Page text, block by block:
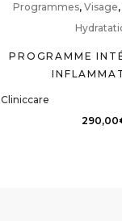
Programmes, Visage,
PROGRAMME
Cliniccare
290,00